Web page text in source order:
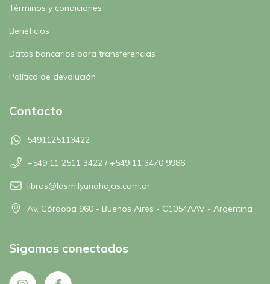
Términos y condiciones
Beneficios
Datos bancarios para transferencias
Política de devolución
Contacto
5491125113422
+549 11 2511 3422 / +549 11 3470 9986
libros@lasmilyunahojas.com.ar
Av. Córdoba 960 - Buenos Aires - C1054AAV - Argentina
Sigamos conectados